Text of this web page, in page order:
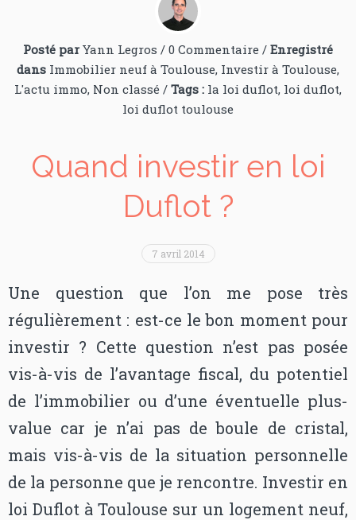
Posté par Yann Legros / 0 Commentaire / Enregistré
dans Immobilier neuf à Toulouse, Investir à Toulouse,
L'actu immo, Non classé / Tags : la loi duflot, loi duflot,
loi duflot toulouse
Quand investir en loi
Duflot ?
7 avril 2014
Une question que l’on me pose très
régulièrement : est-ce le bon moment pour
investir ? Cette question n’est pas posée
vis-à-vis de l’avantage fiscal, du potentiel
de l’immobilier ou d’une éventuelle plus-
value car je n’ai pas de boule de cristal,
mais vis-à-vis de la situation personnelle
de la personne que je rencontre. Investir en
loi Duflot à Toulouse sur un logement neuf,